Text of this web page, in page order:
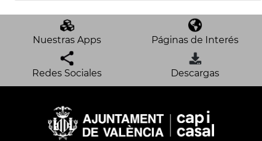
Nuestras Apps Páginas de Interés
Redes Sociales Descargas